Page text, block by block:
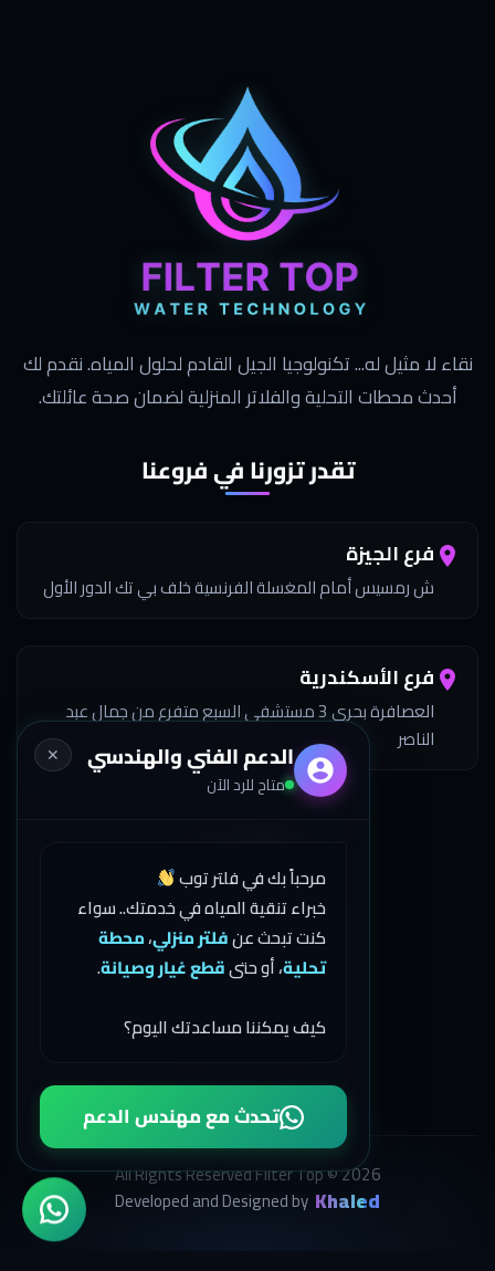
نقاء لا مثيل له... تكنولوجيا الجيل القادم لحلول المياه. نقدم لك
أحدث محطات التحلية والفلاتر المنزلية لضمان صحة عائلتك.
تقدر تزورنا في فروعنا
فرع الجيزة
ش رمسيس أمام المغسلة الفرنسية خلف بي تك الدور الأول
فرع الأسكندرية
العصافرة بحري 3 مستشفى السبع متفرع من جمال عبد
الناصر
01503274333
01558000886
035563552
All Rights Reserved Filter Top © 2026
Developed and Designed by Khaled
✕ الدعم الفني والهندسي
متاح للرد الآن
مرحباً بك في فلتر توب
خبراء تنقية المياه في خدمتك.. سواء
كنت تبحث عنفلتر منزلي،محطة
تحلية، أو حتىقطع غيار وصيانة.
كيف يمكننا مساعدتك اليوم؟
تحدث مع مهندس الدعم